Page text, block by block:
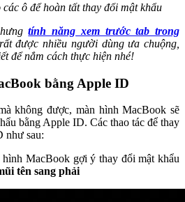
ô để hoàn tất thay đổi mật khẩu
tính năng xem trước tab trong
được nhiều người dùng ưa chuộng,
để nắm cách thực hiện nhé!
bằng Apple ID
không được, màn hình MacBook sẽ
bằng Apple ID. Các thao tác để thay
như sau:
hình MacBook gợi ý thay đổi mật khẩu
tên sang phải